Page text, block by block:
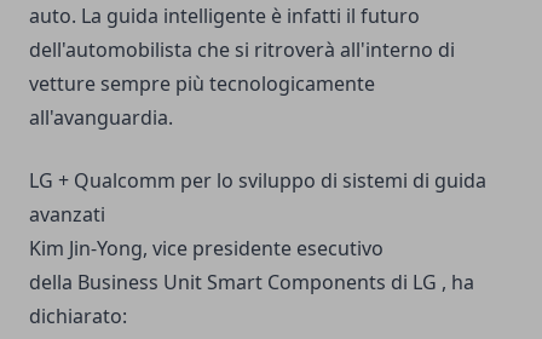
auto. La guida intelligente è infatti il futuro
dell'automobilista che si ritroverà all'interno di
vetture sempre più tecnologicamente
all'avanguardia.
LG + Qualcomm per lo sviluppo di sistemi di guida
avanzati
Kim Jin-Yong, vice presidente esecutivo
della Business Unit Smart Components di LG , ha
dichiarato: